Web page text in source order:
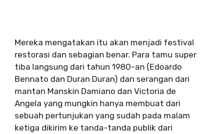
Mereka mengatakan itu akan menjadi festival
restorasi dan sebagian benar. Para tamu super
tiba langsung dari tahun 1980-an (Edoardo
Bennato dan Duran Duran) dan serangan dari
mantan Manskin Damiano dan Victoria de
Angela yang mungkin hanya membuat dari
sebuah pertunjukan yang sudah pada malam
ketiga dikirim ke tanda-tanda publik dari